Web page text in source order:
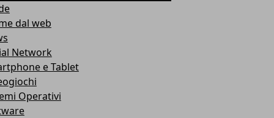
dal web
Network
e Tablet
Operativi